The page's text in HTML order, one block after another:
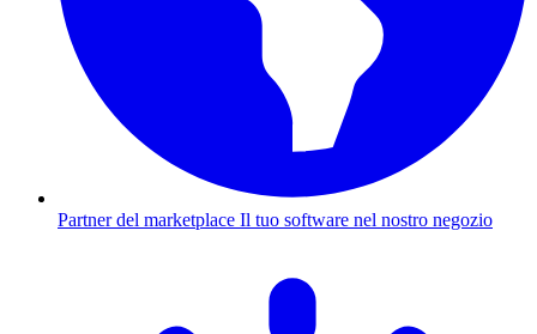
Partner del marketplace Il tuo software nel nostro negozio